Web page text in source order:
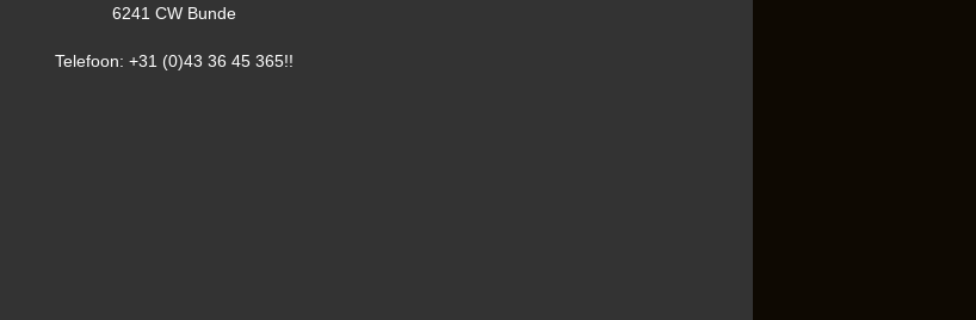
6241 CW Bunde
Telefoon: +31 (0)43 36 45 365!!